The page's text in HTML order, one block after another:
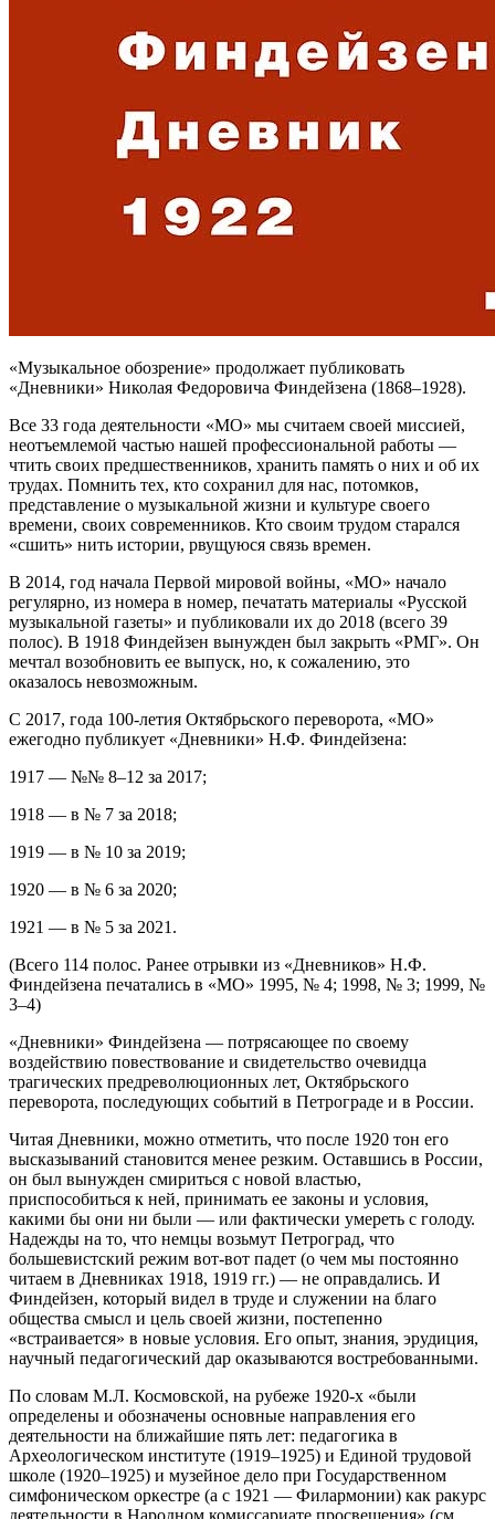
«Музыкальное обозрение» продолжает публиковать
«Дневники» Николая Федоровича Финдейзена (1868–1928).
Все 33 года деятельности «МО» мы считаем своей миссией,
неотъемлемой частью нашей профессиональной работы —
чтить своих предшественников, хранить память о них и об их
трудах. Помнить тех, кто сохранил для нас, потомков,
представление о музыкальной жизни и культуре своего
времени, своих современников. Кто своим трудом старался
«сшить» нить истории, рвущуюся связь времен.
В 2014, год начала Первой мировой войны, «МО» начало
регулярно, из номера в номер, печатать материалы «Русской
музыкальной газеты» и публиковали их до 2018 (всего 39
полос). В 1918 Финдейзен вынужден был закрыть «РМГ». Он
мечтал возобновить ее выпуск, но, к сожалению, это
оказалось невозможным.
С 2017, года 100-летия Октябрьского переворота, «МО»
ежегодно публикует «Дневники» Н.Ф. Финдейзена:
1917 — №№ 8–12 за 2017;
1918 — в № 7 за 2018;
1919 — в № 10 за 2019;
1920 — в № 6 за 2020;
1921 — в № 5 за 2021.
(Всего 114 полос. Ранее отрывки из «Дневников» Н.Ф.
Финдейзена печатались в «МО» 1995, № 4; 1998, № 3; 1999, №
3–4)
«Дневники» Финдейзена — потрясающее по своему
воздействию повествование и свидетельство очевидца
трагических предреволюционных лет, Октябрьского
переворота, последующих событий в Петрограде и в России.
Читая Дневники, можно отметить, что после 1920 тон его
высказываний становится менее резким. Оставшись в России,
он был вынужден смириться с новой властью,
приспособиться к ней, принимать ее законы и условия,
какими бы они ни были — или фактически умереть с голоду.
Надежды на то, что немцы возьмут Петроград, что
большевистский режим вот-вот падет (о чем мы постоянно
читаем в Дневниках 1918, 1919 гг.) — не оправдались. И
Финдейзен, который видел в труде и служении на благо
общества смысл и цель своей жизни, постепенно
«встраивается» в новые условия. Его опыт, знания, эрудиция,
научный педагогический дар оказываются востребованными.
По словам М.Л. Космовской, на рубеже 1920-х «были
определены и обозначены основные направления его
деятельности на ближайшие пять лет: педагогика в
Археологическом институте (1919–1925) и Единой трудовой
школе (1920–1925) и музейное дело при Государственном
симфоническом оркестре (а с 1921 — Филармонии) как ракурс
деятельности в Народном комиссариате просвещения» (см.